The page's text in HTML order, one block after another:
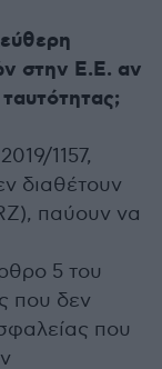
στην Ε.Ε. αν
1157,
διαθέτουν
παύουν να
5 του
που δεν
που